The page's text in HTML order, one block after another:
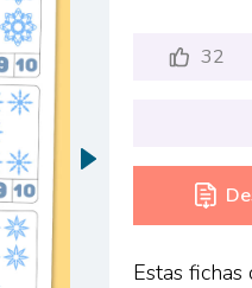
32
Estas